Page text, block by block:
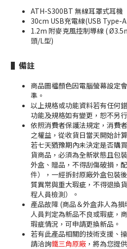
ATH-S300BT 無線耳罩式耳機
30cm USB充電線(USB Type-
1.2m 附麥克風控制導線 (
頭/L型)
▌備註
商品圖檔顏色因電腦螢幕設定
準。
以上規格或功能資料若有任何
功能及規格如有變更，恕不另
依照消費者保護法規定，消費
之權益，從收貨日當天開始計
若七天猶豫期內未決定是否購
貨商品，必須為全新狀態且包
外盒、贈品，不得刮傷破損，
件），一經拆封原廠外盒包裝
質異常與重大瑕疵，不得退換
程人員檢測）。
產品故障 (商品＆外盒非人為
人員判定為新品不良或瑕疵，
瑕疵情況，可申請更換新品。
若有此產品相關的技術支援、
請洽詢鐵三角原廠 ，將為您提